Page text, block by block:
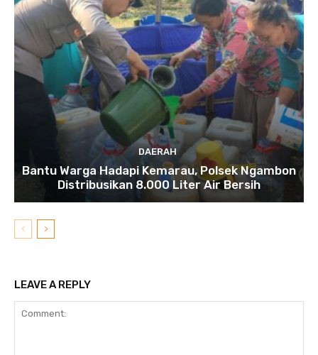
DAERAH
Bantu Warga Hadapi Kemarau, Polsek Ngambon
Distribusikan 8.000 Liter Air Bersih
LEAVE A REPLY